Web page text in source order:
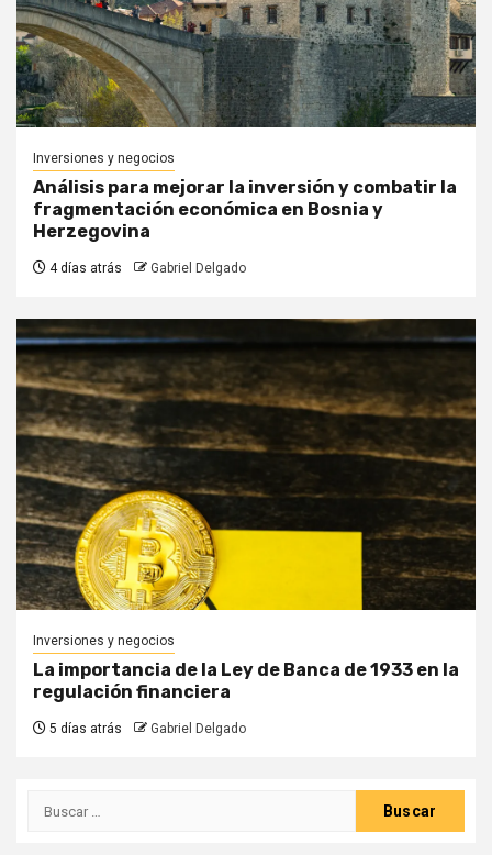
Inversiones y negocios
Análisis para mejorar la inversión y combatir la
fragmentación económica en Bosnia y
Herzegovina
4 días atrás Gabriel Delgado
Inversiones y negocios
La importancia de la Ley de Banca de 1933 en la
regulación financiera
5 días atrás Gabriel Delgado
Buscar: